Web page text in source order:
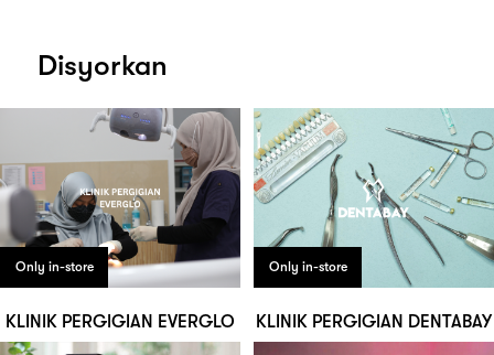
Disyorkan
Only in-store
KLINIK PERGIGIAN EVERGLO
Only in-store
KLINIK PERGIGIAN DENTABAY